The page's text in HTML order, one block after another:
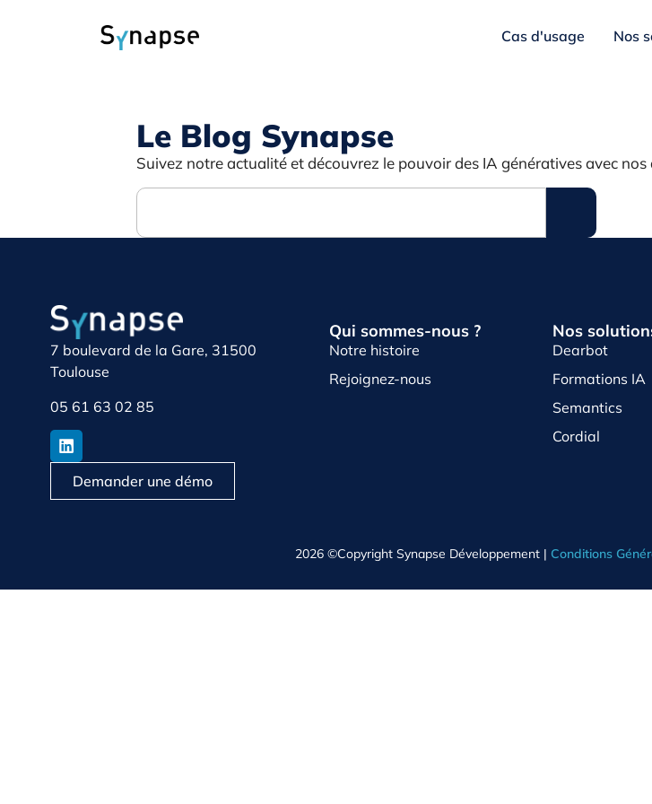
Cas d'usage Nos
Le Blog Synapse
Suivez notre actualité et découvrez le pouvoir des IA génératives avec nos
7 boulevard de la Gare, 31500
Toulouse
05 61 63 02 85
Demander une démo
Qui sommes-nous ?
Notre histoire
Rejoignez-nous
Nos
Dearbot
Formations IA
Semantics
Cordial
2026 ©Copyright Synapse Développement | Conditions